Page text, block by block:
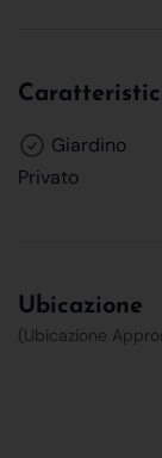
Giardino
Privato
Ubicazione
(Ubicazione